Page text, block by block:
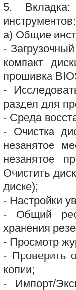
5. Вкладка:
инструментов:
a) Общие
-
компакт
прошивка
-
раздел для
- Среда
- Очистка
незанятое
незанятое
Очистить
диске);
- Настройки
- Общий
хранения
- Просмотр
- Проверить
копии;
- Импорт/